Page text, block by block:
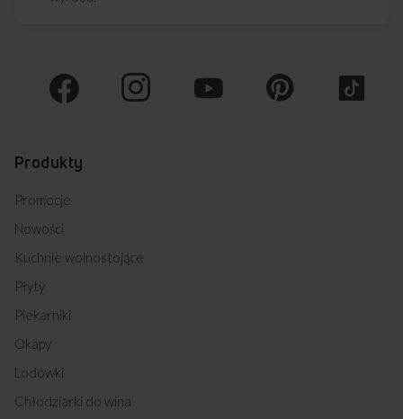
57GGS1.23OFP(W) (kod: 55653)
58GES2.33HZPTAF(XSX) (kod: 55749)
58GGD1.23ZOFPW (kod: 55811)
522GG1.23ZOFP(W) (kod: 56405)
522GG4.23ZPF(XX) (kod: 56406)
522GE2.33ZPPF(XX) (kod: 56407)
510GES2.33ZPTAF(XSX) (kod: 56655)
KFC 5008 GM W (kod: 57300)
522GE3.33ZpTaF(W) (kod: 57883)
522GEH2.33ZpTa(Xx) (kod: 58060)
58GE3.33HZpTa(Xx) PI (kod: 58658)
Produkty
Promocje
Nowości
Kuchnie wolnostojące
Płyty
Piekarniki
Okapy
Lodówki
Chłodziarki do wina